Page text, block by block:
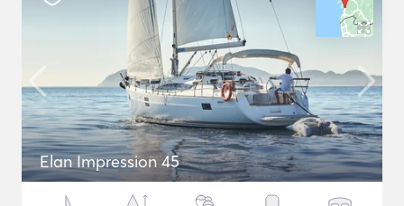
Elan Impression 45